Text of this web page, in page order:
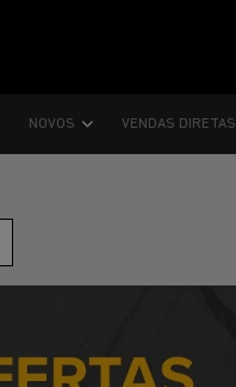
NOVOS VENDAS DIRETAS